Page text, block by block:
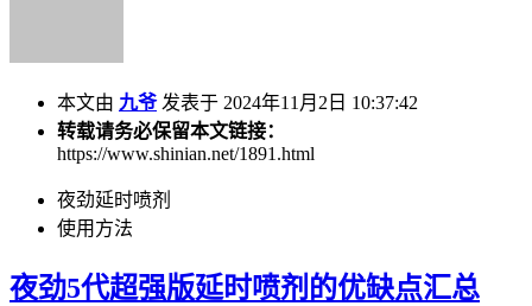
本文由 九爷发表于 2024年11月2日 10:37:42
转载请务必保留本文链接：
https://www.shinian.net/1891.html
夜劲延时喷剂
使用方法
夜劲5代超强版延时喷剂的优缺点汇总